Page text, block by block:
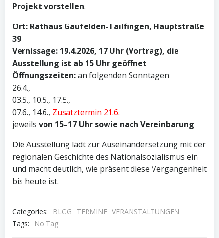
Projekt vorstellen.
Ort: Rathaus Gäufelden-Tailfingen, Hauptstraße
39
Vernissage: 19.4.2026, 17 Uhr (Vortrag), die
Ausstellung ist ab 15 Uhr geöffnet
Öffnungszeiten:an folgenden Sonntagen
26.4.,
03.5., 10.5., 17.5.,
07.6., 14.6., Zusatztermin 21.6.
jeweils von 15–17 Uhr sowie nach Vereinbarung
Die Ausstellung lädt zur Auseinandersetzung mit der
regionalen Geschichte des Nationalsozialismus ein
und macht deutlich, wie präsent diese Vergangenheit
bis heute ist.
Categories: BLOG TERMINE VERANSTALTUNGEN
Tags:
No Tag